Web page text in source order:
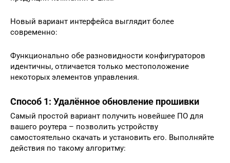
Новый вариант интерфейса выглядит более
современно:
Функционально обе разновидности конфигураторов
идентичны, отличается только местоположение
некоторых элементов управления.
Способ 1: Удалённое обновление прошивки
Самый простой вариант получить новейшее ПО для
вашего роутера – позволить устройству
самостоятельно скачать и установить его. Выполняйте
действия по такому алгоритму: